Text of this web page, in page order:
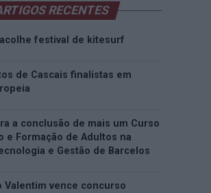
RECENTES
festival de kitesurf
de Cascais finalistas em
a conclusão de mais um Curso
e Formação de Adultos na
e Gestão de Barcelos
Valentim vence concurso